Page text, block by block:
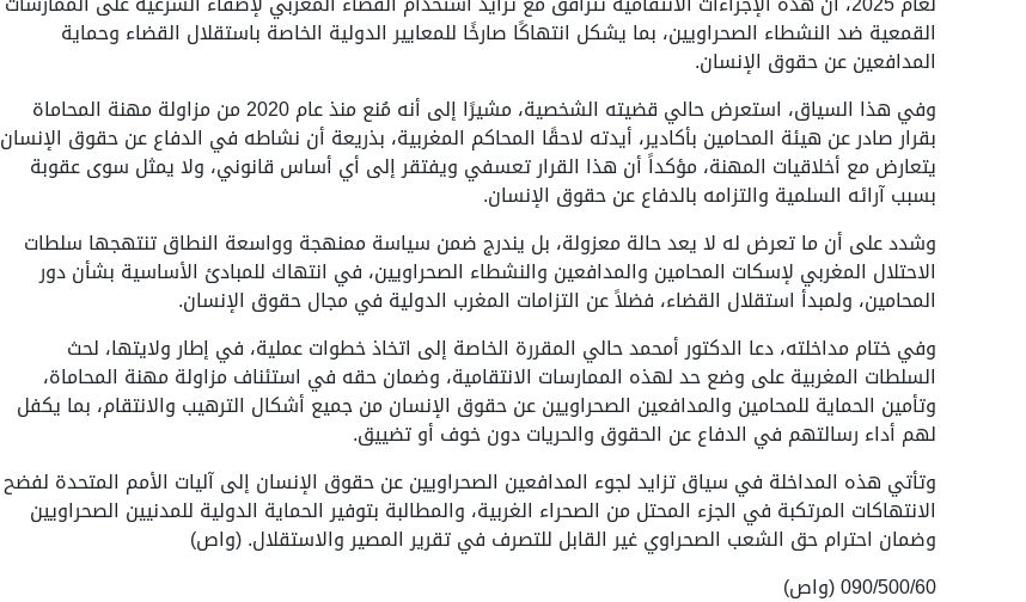
القمعية ضد النشطاء الصحراويين، بما يشكل انتهاكًا صارخًا للمعايير الدولية الخاصة باستقلال القضاء وحماية
المدافعين عن حقوق الإنسان.
وفي هذا السياق، استعرض حالي قضيته الشخصية، مشيرًا إلى أنه مُنع منذ عام 2020 من مزاولة مهنة المحاماة
بقرار صادر عن هيئة المحامين بأكادير، أيدته لاحقًا المحاكم المغربية، بذريعة أن نشاطه في الدفاع عن حقوق الإنسان
يتعارض مع أخلاقيات المهنة، مؤكداً أن هذا القرار تعسفي ويفتقر إلى أي أساس قانوني، ولا يمثل سوى عقوبة
بسبب آرائه السلمية والتزامه بالدفاع عن حقوق الإنسان.
وشدد على أن ما تعرض له لا يعد حالة معزولة، بل يندرج ضمن سياسة ممنهجة وواسعة النطاق تنتهجها سلطات
الاحتلال المغربي لإسكات المحامين والمدافعين والنشطاء الصحراويين، في انتهاك للمبادئ الأساسية بشأن دور
المحامين، ولمبدأ استقلال القضاء، فضلاً عن التزامات المغرب الدولية في مجال حقوق الإنسان.
وفي ختام مداخلته، دعا الدكتور أمحمد حالي المقررة الخاصة إلى اتخاذ خطوات عملية، في إطار ولايتها، لحث
السلطات المغربية على وضع حد لهذه الممارسات الانتقامية، وضمان حقه في استئناف مزاولة مهنة المحاماة،
وتأمين الحماية للمحامين والمدافعين الصحراويين عن حقوق الإنسان من جميع أشكال الترهيب والانتقام، بما يكفل
لهم أداء رسالتهم في الدفاع عن الحقوق والحريات دون خوف أو تضييق.
وتأتي هذه المداخلة في سياق تزايد لجوء المدافعين الصحراويين عن حقوق الإنسان إلى آليات الأمم المتحدة لفضح
الانتهاكات المرتكبة في الجزء المحتل من الصحراء الغربية، والمطالبة بتوفير الحماية الدولية للمدنيين الصحراويين
وضمان احترام حق الشعب الصحراوي غير القابل للتصرف في تقرير المصير والاستقلال. (واص)
090/500/60 (واص)